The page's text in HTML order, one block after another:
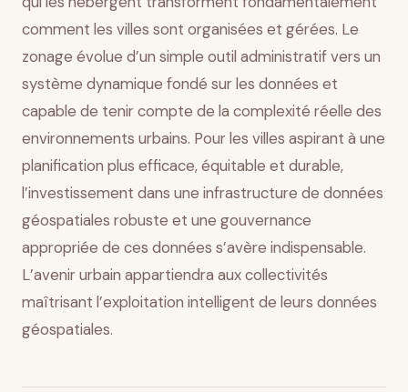
comment les villes sont organisées et gérées. Le
zonage évolue d’un simple outil administratif vers un
système dynamique fondé sur les données et
capable de tenir compte de la complexité réelle des
environnements urbains. Pour les villes aspirant à une
planification plus efficace, équitable et durable,
l’investissement dans une infrastructure de données
géospatiales robuste et une gouvernance
appropriée de ces données s’avère indispensable.
L’avenir urbain appartiendra aux collectivités
maîtrisant l’exploitation intelligent de leurs données
géospatiales.